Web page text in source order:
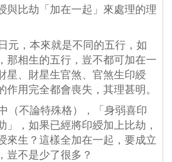
與比劫「加在一起」來處理的理
元，本來就是不同的五行，如
那相生的五行，豈不都可加在一
星、財星生官煞、官煞生印綬
作用完全都會喪失，其理甚明。
（不論特殊格），「身弱喜印
」，如果已經將印綬加上比劫，
來生？這樣全加在一起，要成立
豈不是少了很多？